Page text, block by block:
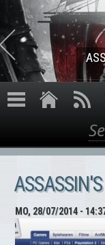
MO, 28/07/2014 -